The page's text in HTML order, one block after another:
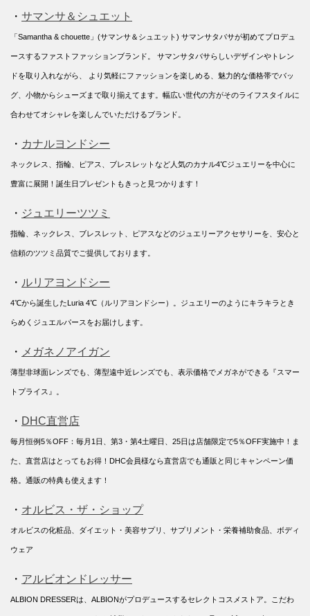
・ サマンサ＆シュエット
「Samantha & chouette」(サマンサ＆シュエット) サマンサタバサが初めてプロデュ
ースするファストファッションブランド。 サマンサタバサらしいデザインやトレン
ドを取り入れながら、 より気軽にファッションを楽しめる、魅力的な価格帯でバッ
グ、小物からシューズまで取り揃えてます。幅広い世代の方がそのライフスタイルに
合わせてオシャレを楽しんでいただけるブランド。
・ カナルヨンドシー
ネックレス、指輪、ピアス、ブレスレットなど人気のカナル4℃ジュエリーを中心に
豊富に展開！誕生日プレゼントもきっと見つかります！
・ ジュエリーツツミ
指輪、ネックレス、ブレスレット、ピアスなどのジュエリーアクセサリーを、安心と
信頼のツツミ品質でご提供しております。
・ ルリアヨンドシー
4℃から誕生したLuria 4℃（ルリアヨンドシー）。ジュエリーのようにキラキラとき
らめくジュエルパースをお届けします。
・ メガネノアイガン
薄型非球面レンズでも、薄型遠中近レンズでも、表示価格でメガネができる『スマー
トプライス』。
・ DHC直営店
毎月恒例5％OFF：毎月1日、第3・第4土曜日、25日は店舗限定で5％OFF実施中！ま
た、直営店はとってもお得！DHC会員様なら直営店でも通販と同じキャンペーン価
格。通販の特典も使えます！
・ オルビス・ザ・ショップ
オルビスの化粧品、ダイエット・美容サプリ、サプリメント・栄養補助食品、ボディ
ウェア
・ アルビオンドレッサー
ALBION DRESSERは、ALBIONがプロデュースするセレクトコスメストア。こだわ